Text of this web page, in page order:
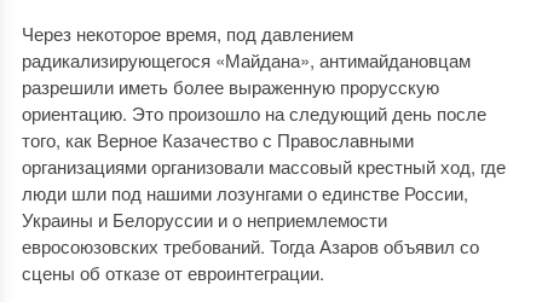
Через некоторое время, под давлением
радикализирующегося «Майдана», антимайдановцам
разрешили иметь более выраженную прорусскую
ориентацию. Это произошло на следующий день после
того, как Верное Казачество с Православными
организациями организовали массовый крестный ход, где
люди шли под нашими лозунгами о единстве России,
Украины и Белоруссии и о неприемлемости
евросоюзовских требований. Тогда Азаров объявил со
сцены об отказе от евроинтеграции.